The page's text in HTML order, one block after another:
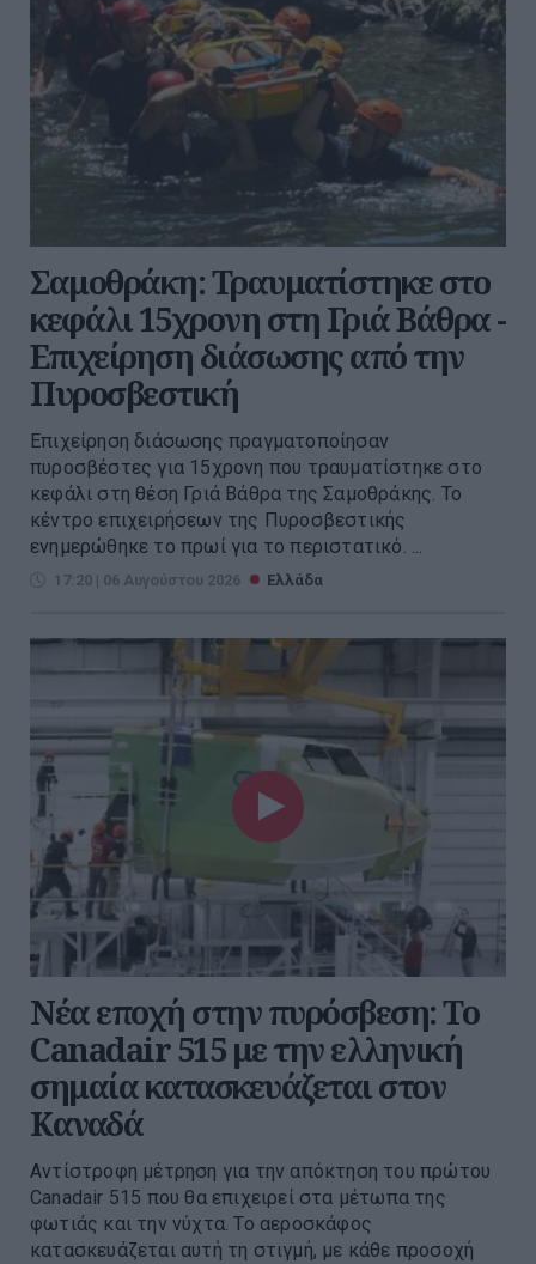
Σαμοθράκη: Τραυματίστηκε στο
κεφάλι 15χρονη στη Γριά Βάθρα -
Επιχείρηση διάσωσης από την
Πυροσβεστική
Επιχείρηση διάσωσης πραγματοποίησαν
πυροσβέστες για 15χρονη που τραυματίστηκε στο
κεφάλι στη θέση Γριά Βάθρα της Σαμοθράκης. Το
κέντρο επιχειρήσεων της Πυροσβεστικής
ενημερώθηκε το πρωί για το περιστατικό. ...
17:20 | 06 Αυγούστου 2026 Ελλάδα
Νέα εποχή στην πυρόσβεση: Το
Canadair 515 με την ελληνική
σημαία κατασκευάζεται στον
Καναδά
Αντίστροφη μέτρηση για την απόκτηση του πρώτου
Canadair 515 που θα επιχειρεί στα μέτωπα της
φωτιάς και την νύχτα. Το αεροσκάφος
κατασκευάζεται αυτή τη στιγμή, με κάθε προσοχή